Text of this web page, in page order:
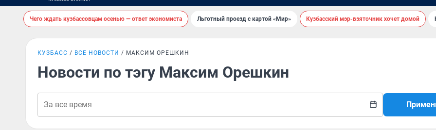
Чего ждать кузбассовцам осенью — ответ экономиста Льготный проезд с картой «Мир» Кузбасский мэр-взяточник хочет домой
КУЗБАСС ВСЕ НОВОСТИ МАКСИМ ОРЕШКИН
Новости по тэгу Максим Орешкин